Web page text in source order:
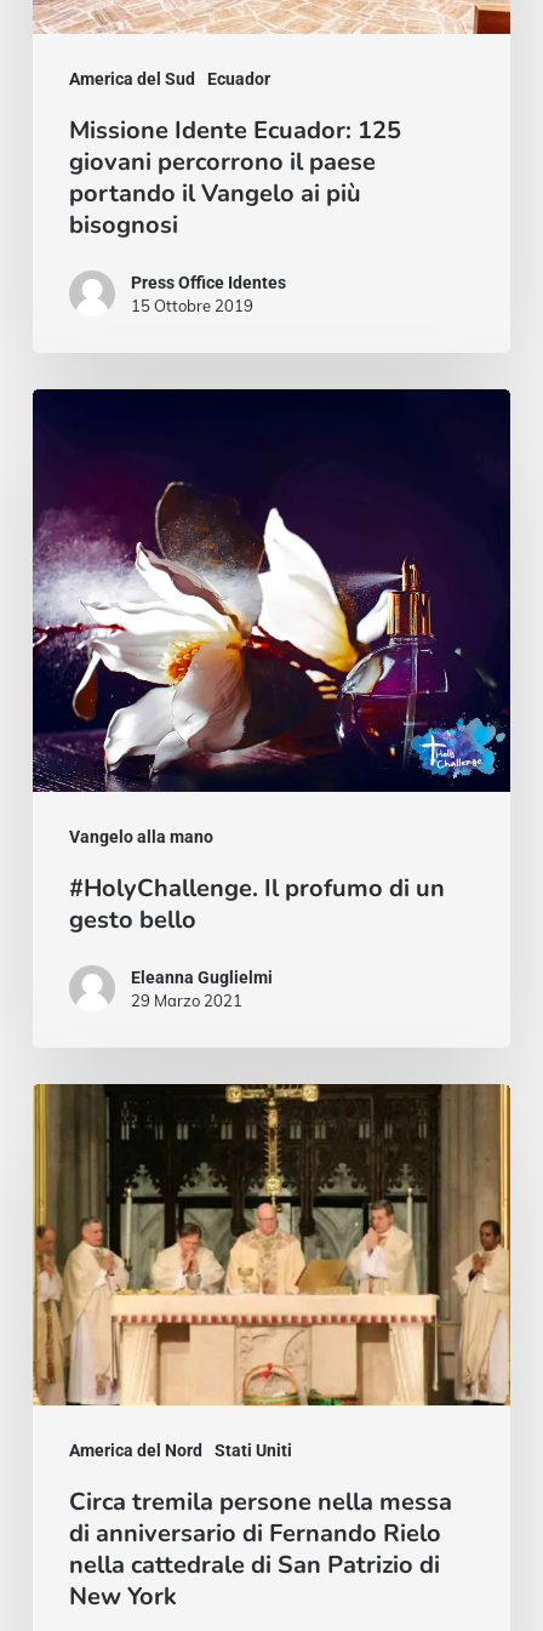
America del Sud Ecuador
portando
Vangelo
bisognosi
Missione Idente Ecuador: 125
giovani percorrono il paese
portando il Vangelo ai più
bisognosi
Press Office Identes
15 Ottobre 2019
Vangelo alla mano
di
un
gesto
bello
#HolyChallenge. Il profumo di un
gesto bello
Eleanna Guglielmi
29 Marzo 2021
America del Nord Stati Uniti
tremila
nella
messa
di
anniversario
di
Fernando
Rielo
nella
cattedrale
Circa tremila persone nella messa
di anniversario di Fernando Rielo
nella cattedrale di San Patrizio di
New York